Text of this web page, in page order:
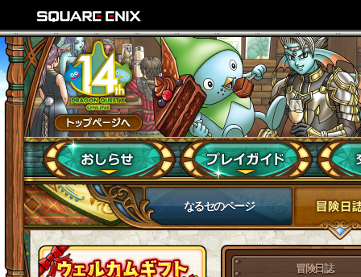
なるセのページ
冒険日誌